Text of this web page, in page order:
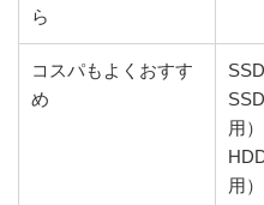
ら
コスパもよくおすす
め
用
用